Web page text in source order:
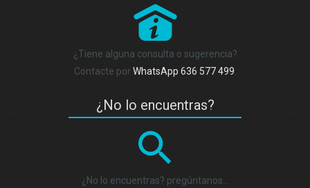
P
¿Tiene alguna consulta o sugerencia?
Contacte por WhatsApp 636 577 499
¿No lo encuentras?
¿No lo encuentras? pregúntanos…